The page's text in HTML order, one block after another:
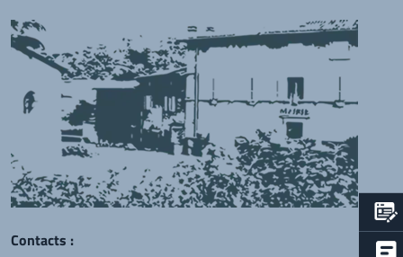
Contacts :